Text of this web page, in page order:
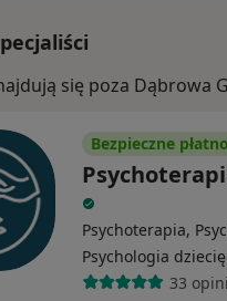
się poza Dąbrowa
Bezpieczne
Psychoterapia,
Psychologia
33